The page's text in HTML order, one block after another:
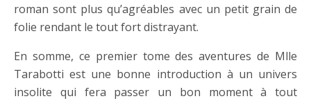
roman sont plus qu’agréables avec un petit grain de
folie rendant le tout fort distrayant.
En somme, ce premier tome des aventures de Mlle
Tarabotti est une bonne introduction à un univers
insolite qui fera passer un bon moment à tout